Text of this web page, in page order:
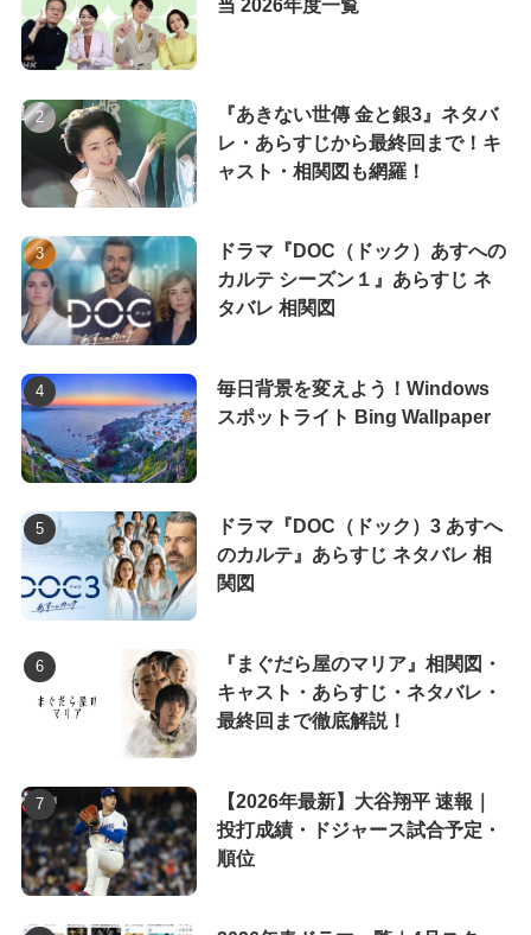
当 2026年度一覧
『あきない世傳 金と銀3』ネタバ
レ・あらすじから最終回まで！キ
ャスト・相関図も網羅！
ドラマ『DOC（ドック）あすへの
カルテ シーズン１』あらすじ ネ
タバレ 相関図
毎日背景を変えよう！Windows
スポットライト Bing Wallpaper
ドラマ『DOC（ドック）3 あすへ
のカルテ』あらすじ ネタバレ 相
関図
『まぐだら屋のマリア』相関図・
キャスト・あらすじ・ネタバレ・
最終回まで徹底解説！
【2026年最新】大谷翔平 速報｜
投打成績・ドジャース試合予定・
順位